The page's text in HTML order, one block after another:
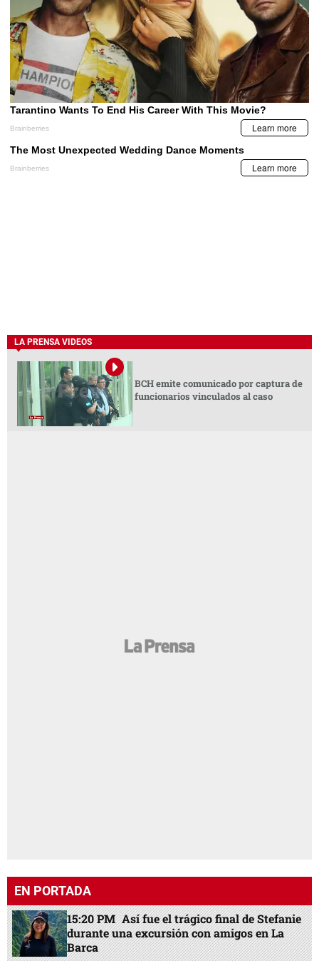
LA PRENSA VIDEOS
BCH emite comunicado por captura de
funcionarios vinculados al caso
EN PORTADA
15:20 PM Así fue el trágico final de Stefanie
durante una excursión con amigos en La
Barca